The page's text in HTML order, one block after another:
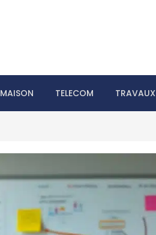
MAISON TELECOM TRAVAUX